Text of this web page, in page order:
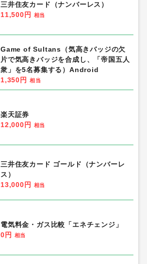
三井住友カード（ナンバーレス）
11,500円
相当
Game of Sultans（気高きバッジの欠
片で気高きバッジを合成し、「帝国五人
衆」を5名募集する）Android
1,350円
相当
楽天証券
12,000円
相当
三井住友カード ゴールド（ナンバーレ
ス）
13,000円
相当
電気料金・ガス比較「エネチェンジ」
0円
相当